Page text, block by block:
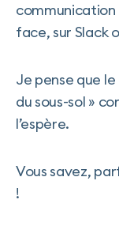
face, sur Slack
Je pense que
du sous-sol »
l’espère.
Vous savez,
!